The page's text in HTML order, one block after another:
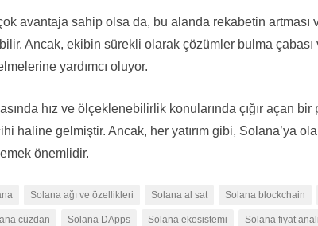
avantaja sahip olsa da, bu alanda rekabetin artması
Ancak, ekibin sürekli olarak çözümler bulma
yardımcı oluyor.
hız ve ölçeklenebilirlik konularında çığır açan
haline gelmiştir. Ancak, her yatırım gibi, Solana’ya
önemlidir.
Solana ağı ve özellikleri Solana al sat Solana blockchain
cüzdan Solana DApps Solana ekosistemi Solana fiyat